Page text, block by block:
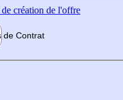
création de l'offre
de Contrat